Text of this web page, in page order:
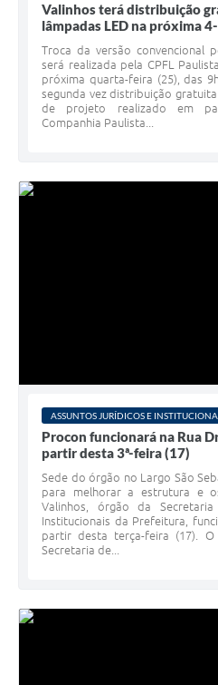
Valinhos terá distribuição
lâmpadas LED na próxima
Troca da versão convencional
será realizada pela CPFL
próxima quarta-feira (25), das
segunda vez distribuição
de projeto realizado em
Companhia Paulista...
ASSUNTOS JURÍDICOS E
Procon funcionará na Rua
partir desta 3ª-feira (17)
Sede do órgão no Largo São
para melhorar a estrutura e
Valinhos, órgão da
Institucionais da Prefeitura,
partir desta terça-feira (17).
Secretaria de...